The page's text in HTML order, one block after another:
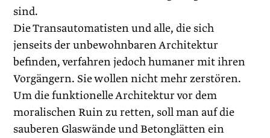
sind.
Die Transautomatisten und alle, die sich
jenseits der unbewohnbaren Architektur
befinden, verfahren jedoch humaner mit ihren
Vorgängern. Sie wollen nicht mehr zerstören.
Um die funktionelle Architektur vor dem
moralischen Ruin zu retten, soll man auf die
sauberen Glaswände und Betonglätten ein